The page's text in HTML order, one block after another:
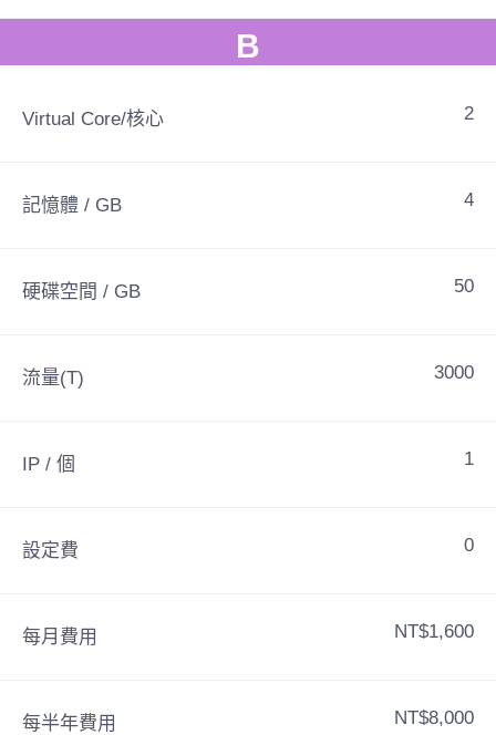
B
Virtual Core/核心 2
記憶體 / GB 4
硬碟空間 / GB 50
流量(T) 3000
IP / 個 1
設定費 0
每月費用 NT$1,600
每半年費用 NT$8,000